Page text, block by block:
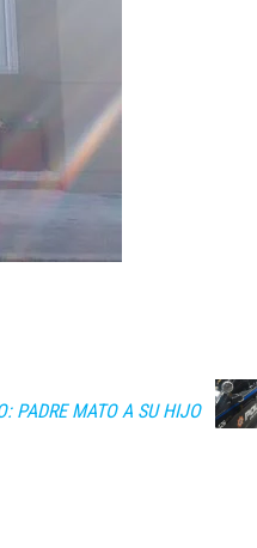
PADRE MATO A SU HIJO